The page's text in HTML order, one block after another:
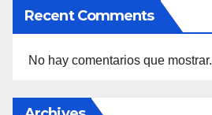
Recent Comments
No hay comentarios que mostrar.